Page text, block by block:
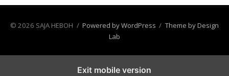
© 2026 SAJA HEBOH / Powered by WordPress / Theme by Design
Lab
Exit mobile version